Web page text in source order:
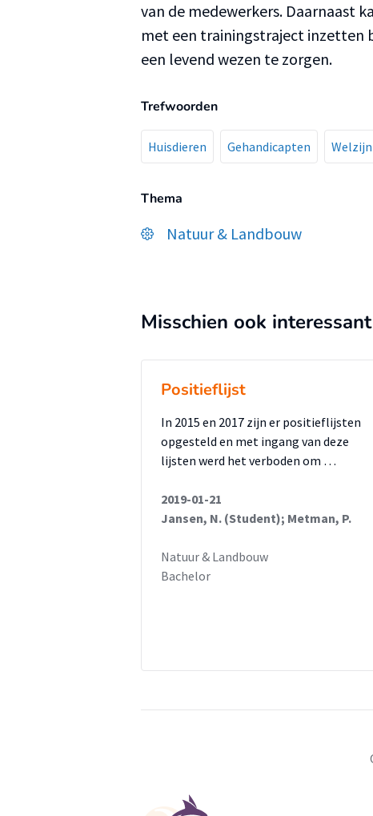
van de medewerkers. Daarnaast
met een trainingstraject inzetten
een levend wezen te zorgen.
Trefwoorden
Huisdieren Gehandicapten Welzijn
Thema
Natuur & Landbouw
Misschien ook
Positieflijst
In 2015 en 2017 zijn er positieflijsten
opgesteld en met ingang van deze
lijsten werd het verboden om …
2019-01-21
Jansen, N. (Student); Metman, P.
Natuur & Landbouw
Bachelor